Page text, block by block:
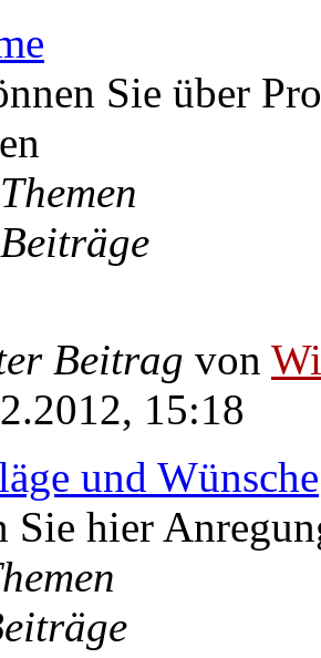
Sie über
Themen
Beiträge
Beitrag von
15:18
und Wünsche
Sie hier